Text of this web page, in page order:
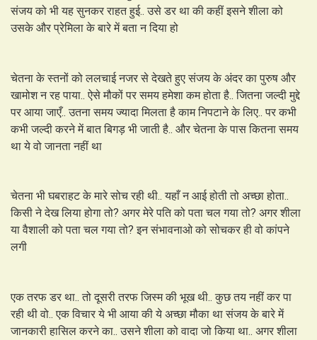
संजय को भी यह सुनकर राहत हुई.. उसे डर था की कहीं इसने शीला को
उसके और प्रेमिला के बारे में बता न दिया हो
चेतना के स्तनों को ललचाई नजर से देखते हुए संजय के अंदर का पुरुष और
खामोश न रह पाया.. ऐसे मौकों पर समय हमेशा कम होता है.. जितना जल्दी मुद्दे
पर आया जाएँ.. उतना समय ज्यादा मिलता है काम निपटाने के लिए.. पर कभी
कभी जल्दी करने में बात बिगड़ भी जाती है.. और चेतना के पास कितना समय
था ये वो जानता नहीं था
चेतना भी घबराहट के मारे सोच रही थी.. यहाँ न आई होती तो अच्छा होता..
किसी ने देख लिया होगा तो? अगर मेरे पति को पता चल गया तो? अगर शीला
या वैशाली को पता चल गया तो? इन संभावनाओ को सोचकर ही वो कांपने
लगी
एक तरफ डर था.. तो दूसरी तरफ जिस्म की भूख थी.. कुछ तय नहीं कर पा
रही थी वो.. एक विचार ये भी आया की ये अच्छा मौका था संजय के बारे में
जानकारी हासिल करने का.. उसने शीला को वादा जो किया था.. अगर शीला